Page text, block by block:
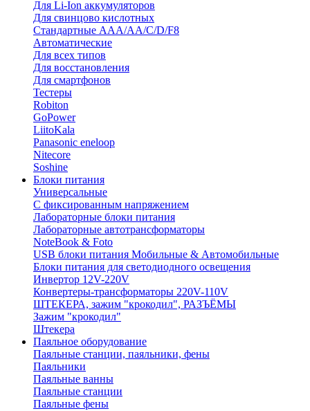
Для Li-Ion аккумуляторов
Для свинцово кислотных
Стандартные ААА/АА/С/D/F8
Автоматические
Для всех типов
Для восстановления
Для смартфонов
Тестеры
Robiton
GoPower
LiitoKala
Panasonic eneloop
Nitecore
Soshine
Блоки питания
Универсальные
C фиксированным напряжением
Лабораторные блоки питания
Лабораторные автотрансформаторы
NoteBook & Foto
USB блоки питания Мобильные & Автомобильные
Блоки питания для светодиодного освещения
Инвертор 12V-220V
Конвертеры-трансформаторы 220V-110V
ШТЕКЕРА, зажим "крокодил", РАЗЪЁМЫ
Зажим "крокодил"
Штекера
Паяльное оборудование
Паяльные станции, паяльники, фены
Паяльники
Паяльные ванны
Паяльные станции
Паяльные фены